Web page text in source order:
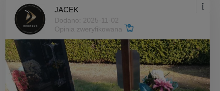
JACEK
Dodano: 2025-11-02
Opinia zweryfikowana